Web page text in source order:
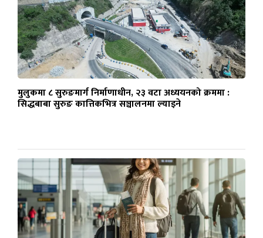
मुलुकमा ८ सुरुङमार्ग निर्माणाधीन, २३ वटा अध्ययनको क्रममा :
सिद्धबाबा सुरुङ कात्तिकभित्र सञ्चालनमा ल्याइने